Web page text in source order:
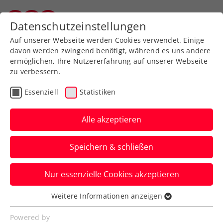
Aktuelle News
News filtern
Datenschutzeinstellungen
Auf unserer Webseite werden Cookies verwendet. Einige
davon werden zwingend benötigt, während es uns andere
ermöglichen, Ihre Nutzererfahrung auf unserer Webseite
zu verbessern.
Essenziell Statistiken
Alle akzeptieren
Speichern & schließen
Nur essenzielle Cookies akzeptieren
Essenziell
Essenzielle Cookies werden für grundlegende
Weitere Informationen anzeigen
Powered by